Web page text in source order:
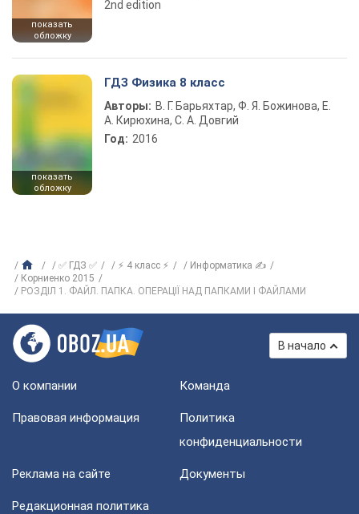
показать
обложку
2nd edition
показать
обложку
ГДЗ Физика 8 класс
Авторы: В. Г. Барьяхтар, Ф. Я. Божинова, Е.
А. Кирюхина, С. А. Довгий
Год: 2016
✅ ГДЗ ✅ ⚡ 4 класс ⚡
Информатика ✍
Корниенко 2015
РОЗДІЛ 1. ФАЙЛ. ПАПКА. ОПЕРАЦІЇ НАД ПАПКАМИ І ФАЙЛАМИ
В начало
О компании Команда
Правовая информация
Политика
конфиденциальности
Реклама на сайте Документы
Редакционная политика